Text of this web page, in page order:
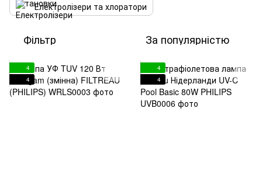
Електролізери та хлоратори
Фільтр За популярністю
4
4
4
4